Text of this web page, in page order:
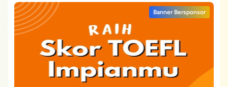
Banner Bersponsor